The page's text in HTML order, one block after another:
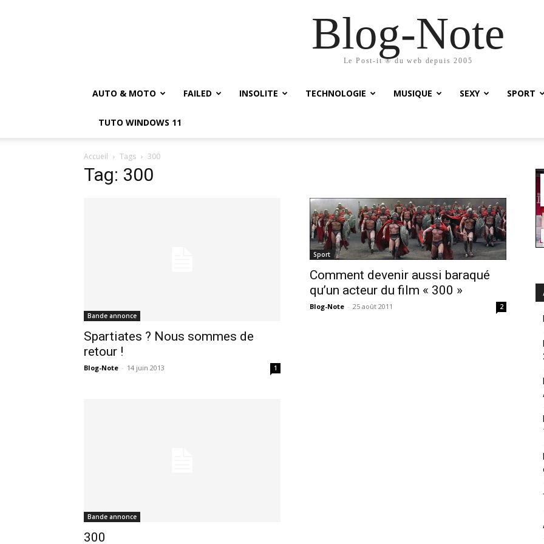
Blog-Note
Le Post-it ® du web depuis 2005
AUTO & MOTO FAILED INSOLITE TECHNOLOGIE MUSIQUE SEXY SPORT
TUTO WINDOWS 11
Accueil Tags 300
Tag: 300
Bande annonce
Spartiates ? Nous sommes de
retour !
Blog-Note - 14 juin 2013 1
Sport
Comment devenir aussi baraqué
qu’un acteur du film « 300 »
Blog-Note - 25 août 2011 2
Bande annonce
300